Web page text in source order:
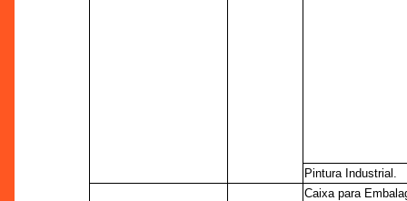
Pintura Industrial.
Caixa para